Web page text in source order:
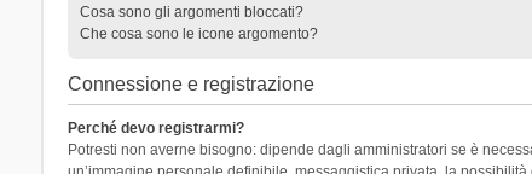
Cosa sono gli argomenti bloccati?
Che cosa sono le icone argomento?
Connessione e registrazione
Perché devo registrarmi?
Potresti non averne bisogno: dipende dagli amministratori se è